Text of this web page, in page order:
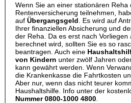
Wenn Sie an einer stationären Reha
Rentenversicherung teilnehmen,
auf Übergangsgeld . Es wird auf
Ihrer finanziellen Absicherung und
der Reha. Da es erst nach Vorliegen
berechnet wird, sollten Sie es so
beantragen. Auch eine
von Kindern unter zwölf Jahren
kann gewährt werden. Wenn
die Krankenkasse die Fahrtkosten
Aber nur, wenn das nicht teurer
Haushaltshilfe. Info unter der
Nummer 0800-1000 4800